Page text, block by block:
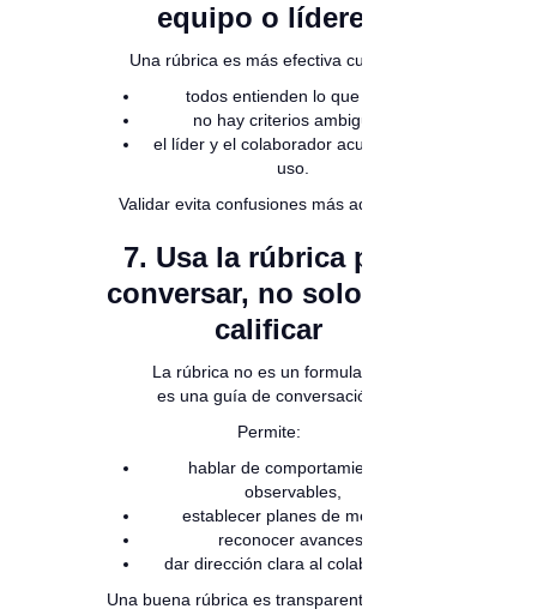
equipo o líderes
Una rúbrica es más efectiva cuando:
todos entienden lo que dice,
no hay criterios ambiguos,
el líder y el colaborador acuerdan su
uso.
Validar evita confusiones más adelante.
7. Usa la rúbrica para
conversar, no solo para
calificar
La rúbrica no es un formulario:
es una guía de conversación.
Permite:
hablar de comportamientos
observables,
establecer planes de mejora,
reconocer avances,
dar dirección clara al colaborador.
Una buena rúbrica es transparente, justa y